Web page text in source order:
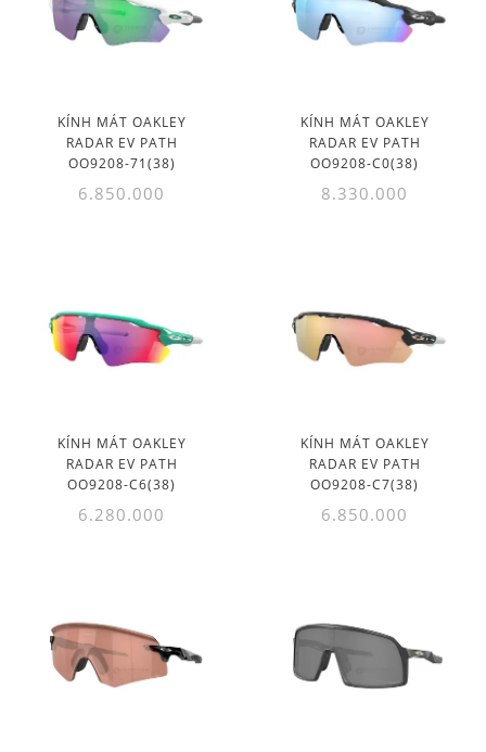
KÍNH MÁT OAKLEY
RADAR EV PATH
OO9208-71(38)
6.850.000
KÍNH MÁT OAKLEY
RADAR EV PATH
OO9208-C0(38)
8.330.000
KÍNH MÁT OAKLEY
RADAR EV PATH
OO9208-C6(38)
6.280.000
KÍNH MÁT OAKLEY
RADAR EV PATH
OO9208-C7(38)
6.850.000